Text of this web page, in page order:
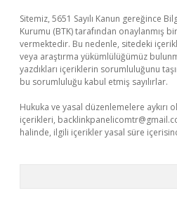
Sitemiz, 5651 Sayılı Kanun gereğince
Kurumu (BTK) tarafından onaylanmış
vermektedir. Bu nedenle, sitedeki
veya araştırma yükümlülüğümüz
yazdıkları içeriklerin sorumluluğunu
bu sorumluluğu kabul etmiş sayılırlar.
Hukuka ve yasal düzenlemelere aykırı
içerikleri,
halinde, ilgili içerikler yasal süre